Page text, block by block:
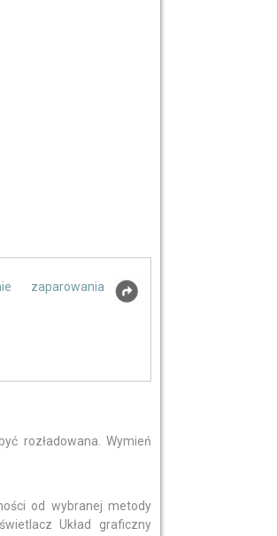
zaparowania
rozładowana. Wymień
od wybranej metody
Układ graficzny